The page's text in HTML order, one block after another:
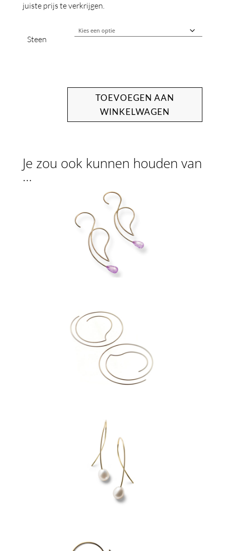
juiste prijs te verkrijgen.
Steen
TOEVOEGEN AAN
WINKELWAGEN
Je zou ook kunnen houden van
…